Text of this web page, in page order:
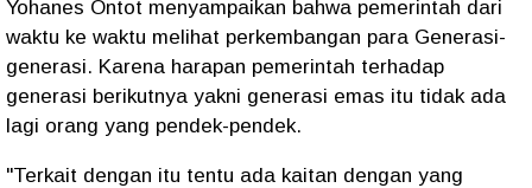
Yohanes Ontot menyampaikan bahwa pemerintah dari
waktu ke waktu melihat perkembangan para Generasi-
generasi. Karena harapan pemerintah terhadap
generasi berikutnya yakni generasi emas itu tidak ada
lagi orang yang pendek-pendek.
"Terkait dengan itu tentu ada kaitan dengan yang